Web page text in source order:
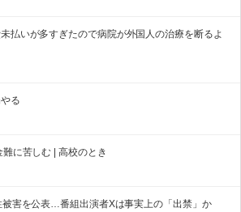
未払いが多すぎたので病院が外国人の治療を断るよ
る
に苦しむ | 高校のとき
被害を公表…番組出演者Xは事実上の「出禁」か